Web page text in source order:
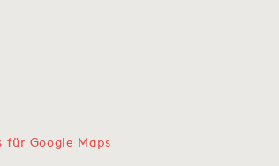
für Google Maps